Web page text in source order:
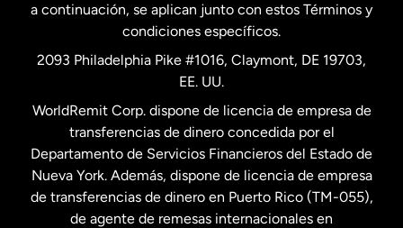
Países Bajos
Suecia
a continuación, se aplican junto con estos Términos y
condiciones específicos.
2093 Philadelphia Pike #1016, Claymont, DE 19703,
EE. UU.
WorldRemit Corp. dispone de licencia de empresa de
transferencias de dinero concedida por el
Departamento de Servicios Financieros del Estado de
Nueva York. Además, dispone de licencia de empresa
de transferencias de dinero en Puerto Rico (TM-055),
de agente de remesas internacionales en